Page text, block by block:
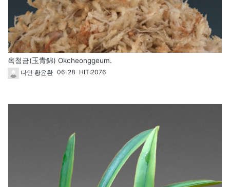
옥청금(玉青錦) Okcheonggeum.
다인 황윤환 06-28 HIT:2076